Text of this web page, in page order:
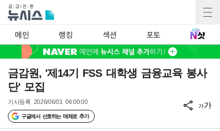
메인 랭킹 섹션 포토
금감원, '제14기 FSS 대학생 금융교육 봉사
단' 모집
기사등록 2026/06/01 06:00:00
구글에서 선호하는 매체로 추가
가가